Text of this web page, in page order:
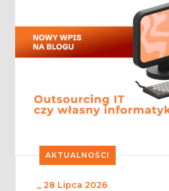
AKTUALNOŚCI
_ 28 Lipca 2026